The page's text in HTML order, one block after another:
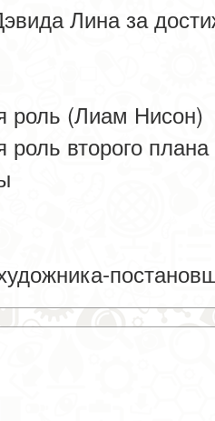
Лина за
роль (Лиам Нисон)
второго